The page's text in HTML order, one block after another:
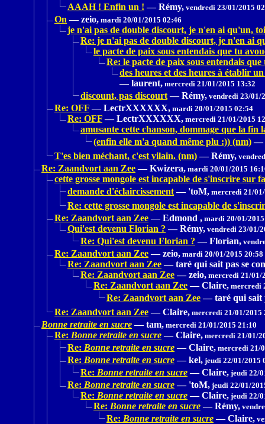
AAAH ! Enfin un ! — Rémy, vendredi 23/01/2015
On — zeio, mardi 20/01/2015 02:46
je n'ai pas de double discourt, je n'en ai qu'un,
Re: je n'ai pas de double discourt, je n'en ai
le pacte de paix sous entendais que tu
Re: le pacte de paix sous entendais
des heures et des heures à établir
— laurent, mercredi 21/01/2015 13:32
discount, pas discourt — Rémy, vendredi 23/01/
Re: OFF — LectrXXXXXX, mardi 20/01/2015 02:54
Re: OFF — LectrXXXXXX, mercredi 21/01/2015
amusante cette chanson, dommage que la fin
(enfin elle m'a quand même plu :)) (nm) —
T'es bien méchant, c'est vilain. (nm) — Rémy,
Re: Zaandvort aan Zee — Kwizera, mardi 20/01/2015
cette grosse mongole est incapable de s'inscrire sur
demande d'éclaircissement — 'toM, mercredi 21/
Re: cette grosse mongole est incapable de
Re: Zaandvort aan Zee — Edmond , mardi 20/01/
Qui'est devenu Florian ? — Rémy, vendredi 23/01/
Re: Qui'est devenu Florian ? — Florian,
Re: Zaandvort aan Zee — zeio, mardi 20/01/2015 20:58
Re: Zaandvort aan Zee — taré qui sait pas se
Re: Zaandvort aan Zee — zeio, mercredi 21/01/
Re: Zaandvort aan Zee — Claire, mercredi
Re: Zaandvort aan Zee — taré qui sait
Re: Zaandvort aan Zee — Claire, mercredi 21/01/2015
Bonne retraite en sucre — tam, mercredi 21/01/2015 21:10
Re: Bonne retraite en sucre — Claire, mercredi 21/01/
Re: Bonne retraite en sucre — Claire, mercredi 21/
Re: Bonne retraite en sucre — kel, jeudi 22/01/2015
Re: Bonne retraite en sucre — Claire, jeudi 22/
Re: Bonne retraite en sucre — 'toM, jeudi 22/01/
Re: Bonne retraite en sucre — Claire, jeudi 22/
Re: Bonne retraite en sucre — Rémy,
Re: Bonne retraite en sucre — Claire,